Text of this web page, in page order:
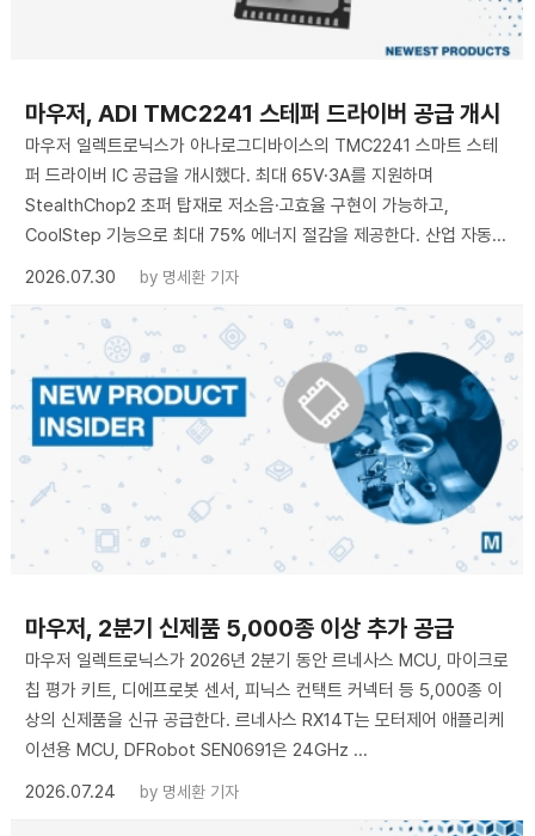
마우저, ADI TMC2241 스테퍼 드라이버 공급 개시
마우저 일렉트로닉스가 아나로그디바이스의 TMC2241 스마트 스테
퍼 드라이버 IC 공급을 개시했다. 최대 65V·3A를 지원하며
StealthChop2 초퍼 탑재로 저소음·고효율 구현이 가능하고,
CoolStep 기능으로 최대 75% 에너지 절감을 제공한다. 산업 자동...
2026.07.30
by 명세환 기자
마우저, 2분기 신제품 5,000종 이상 추가 공급
마우저 일렉트로닉스가 2026년 2분기 동안 르네사스 MCU, 마이크로
칩 평가 키트, 디에프로봇 센서, 피닉스 컨택트 커넥터 등 5,000종 이
상의 신제품을 신규 공급한다. 르네사스 RX14T는 모터제어 애플리케
이션용 MCU, DFRobot SEN0691은 24GHz ...
2026.07.24
by 명세환 기자